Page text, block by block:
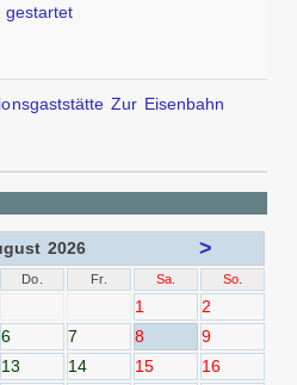
gestartet
Zur Eisenbahn
2026 >
Do. Fr. Sa. So.
1
2
6 7 8
9
13 14 15
16